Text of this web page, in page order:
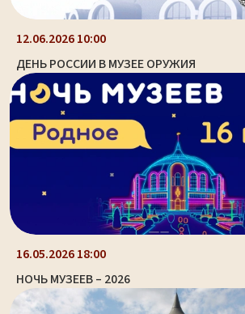
12.06.2026 10:00
ДЕНЬ РОССИИ В МУЗЕЕ ОРУЖИЯ
16.05.2026 18:00
НОЧЬ МУЗЕЕВ – 2026